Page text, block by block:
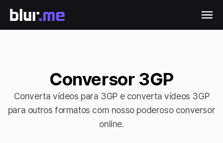
Conversor 3GP
Converta vídeos para 3GP e converta vídeos 3GP
para outros formatos com nosso poderoso conversor
online.